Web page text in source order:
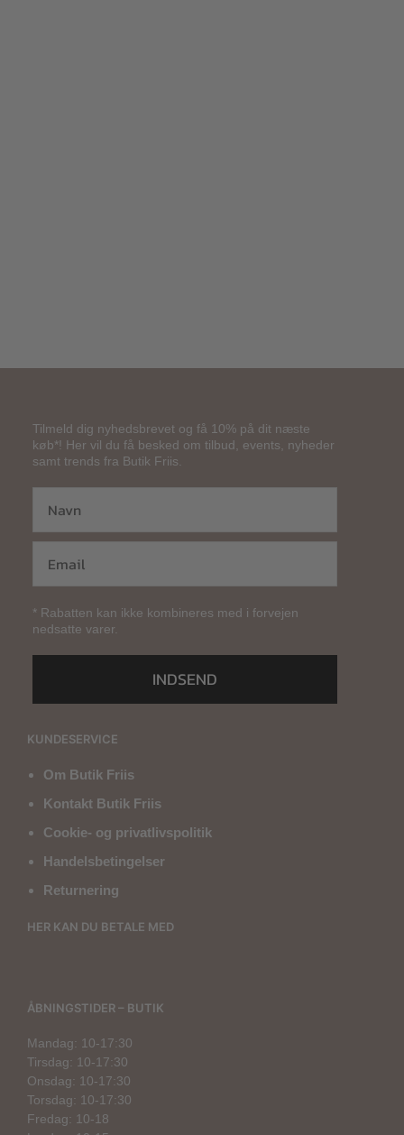
Tilmeld dig nyhedsbrevet og få 10% på dit næste
køb*! Her vil du få besked om tilbud, events, nyheder
samt trends fra Butik Friis.
* Rabatten kan ikke kombineres med i forvejen
nedsatte varer.
INDSEND
KUNDESERVICE
Om Butik Friis
Kontakt Butik Friis
Cookie- og privatlivspolitik
Handelsbetingelser
Returnering
HER KAN DU BETALE MED
ÅBNINGSTIDER – BUTIK
Mandag: 10-17:30
Tirsdag: 10-17:30
Onsdag: 10-17:30
Torsdag: 10-17:30
Fredag: 10-18